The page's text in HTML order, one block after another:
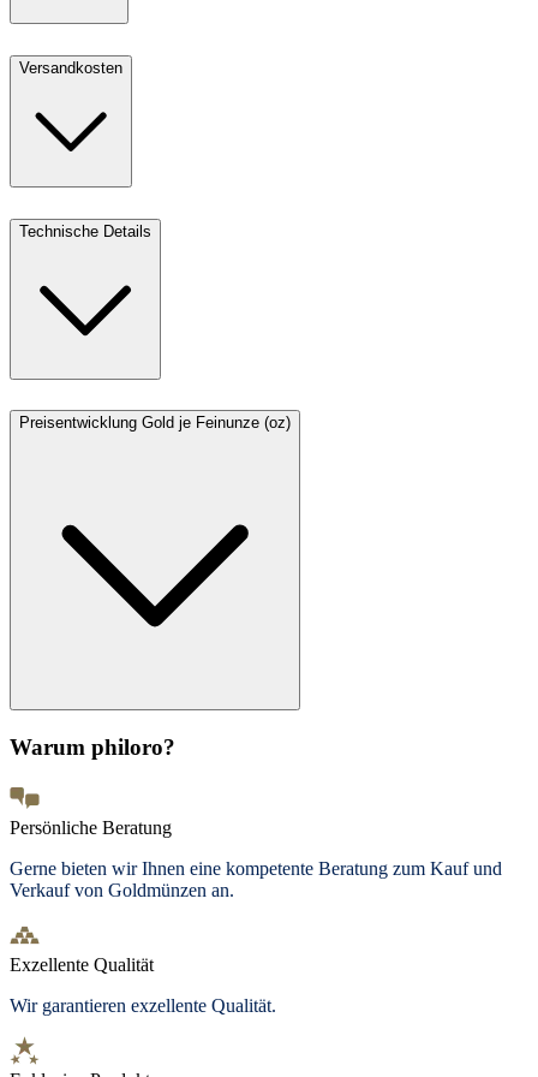
Versandkosten
Technische Details
Preisentwicklung Gold je Feinunze (oz)
Warum philoro?
Persönliche Beratung
Gerne bieten wir Ihnen eine kompetente Beratung zum Kauf und
Verkauf von Goldmünzen an.
Exzellente Qualität
Wir garantieren exzellente Qualität.